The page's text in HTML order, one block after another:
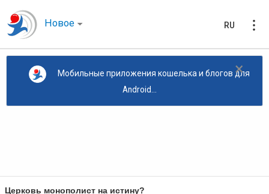
Новое RU
×
Мобильные приложения кошелька и блогов для
Android...
Церковь монополист на истину?